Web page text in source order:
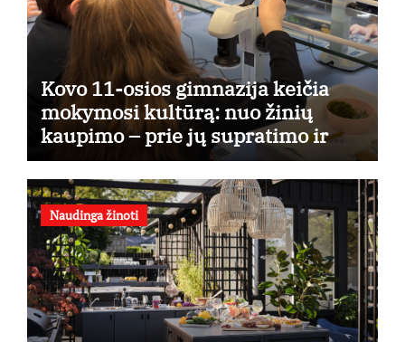
Kovo 11-osios gimnazija keičia
mokymosi kultūrą: nuo žinių
kaupimo – prie jų supratimo ir
taikymo
Naudinga žinoti